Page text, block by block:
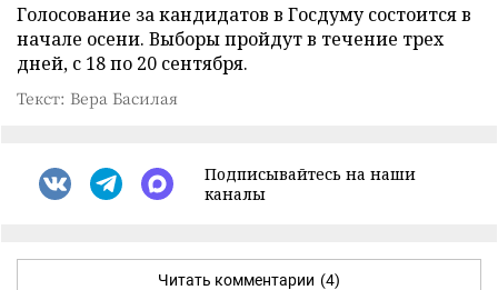
Голосование за кандидатов в Госдуму состоится в
начале осени. Выборы пройдут в течение трех
дней, с 18 по 20 сентября.
Текст: Вера Басилая
Подписывайтесь на наши
каналы
Читать комментарии (4)